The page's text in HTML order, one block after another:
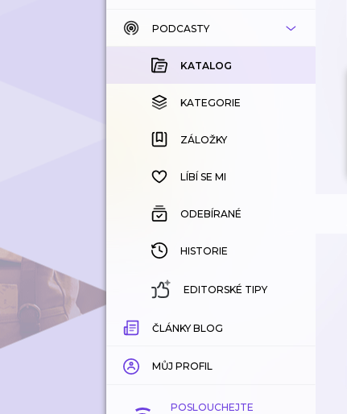
KATALOG
KOUPENÉ
KATEGORIE
ZÁLOŽKY
HISTORIE
PODCASTY
KATALOG
KATEGORIE
ZÁLOŽKY
LÍBÍ SE MI
ODEBÍRANÉ
HISTORIE
EDITORSKÉ TIPY
ČLÁNKY BLOG
MŮJ PROFIL
POSLOUCHEJTE